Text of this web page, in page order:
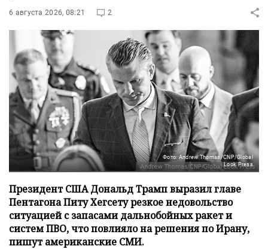
6 августа 2026, 08:21 2
Фото: Andrew Thomas/CNP/Global
Look Press
Президент США Дональд Трамп выразил главе
Пентагона Питу Хегсету резкое недовольство
ситуацией с запасами дальнобойных ракет и
систем ПВО, что повлияло на решения по Ирану,
пишут американские СМИ.